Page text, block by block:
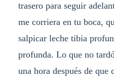
trasero para seguir
me corriera en tu boca,
salpicar leche tibia
profunda. Lo que no
una hora después de